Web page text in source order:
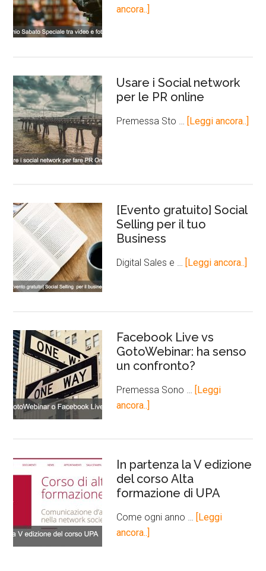
ancora..]
Usare i Social network
per le PR online
Premessa Sto … [Leggi ancora..]
[Evento gratuito] Social
Selling per il tuo
Business
Digital Sales e … [Leggi ancora..]
Facebook Live vs
GotoWebinar: ha senso
un confronto?
Premessa Sono … [Leggi
ancora..]
In partenza la V edizione
del corso Alta
formazione di UPA
Come ogni anno … [Leggi
ancora..]